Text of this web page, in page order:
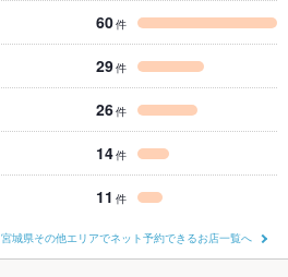
60件
29件
26件
14件
11 件
宮城県その他エリアでネット予約できるお店一覧へ